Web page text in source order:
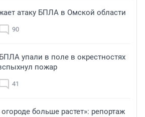
атаку БПЛА в Омской области
90
упали в поле в окрестностях
пожар
41
больше растет»: репортаж